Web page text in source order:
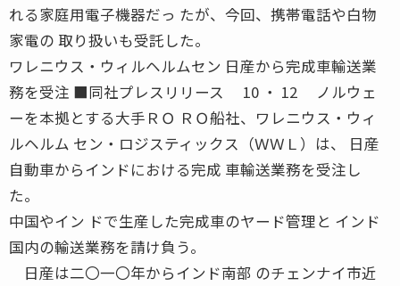
れる家庭用電子機器だっ たが、今回、携帯電話や白物
家電の 取り扱いも受託した。
ワレニウス・ウィルヘルムセン 日産から完成車輸送業
務を受注 ■同社プレスリリース 10 ・ 12 ノルウェ
ーを本拠とする大手ＲＯ ＲＯ船社、ワレニウス・ウィ
ルヘルム セン・ロジスティックス（ＷＷＬ）は、 日産
自動車からインドにおける完成 車輸送業務を受注し
た。
中国やイン ドで生産した完成車のヤード管理と インド
国内の輸送業務を請け負う。
日産は二〇一〇年からインド南部 のチェンナイ市近